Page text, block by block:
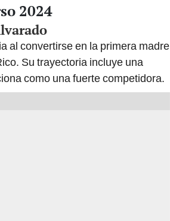
2024
al convertirse en la primera madre
Su trayectoria incluye una
como una fuerte competidora.